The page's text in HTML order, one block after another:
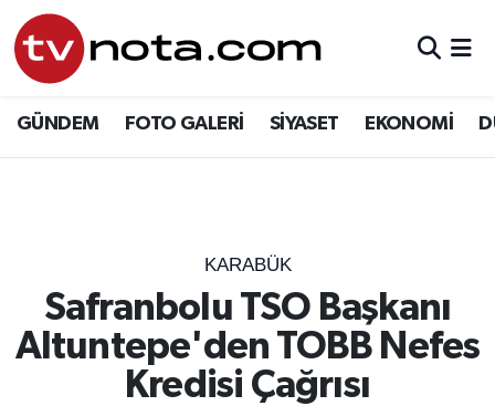
GÜNDEM FOTO GALERİ SİYASET EKONOMİ
KARABÜK
Safranbolu TSO Başkanı
Altuntepe'den TOBB Nefes
Kredisi Çağrısı
GÜNDEM
YURT
EĞİTİM
Hava Durumu
Son Dakika Haberleri
Haber Arşivi